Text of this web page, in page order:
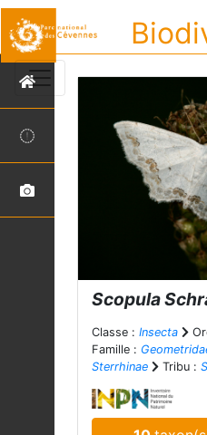
Scopula
Classe : Insecta
Famille :
Sterrhinae
Tribu :